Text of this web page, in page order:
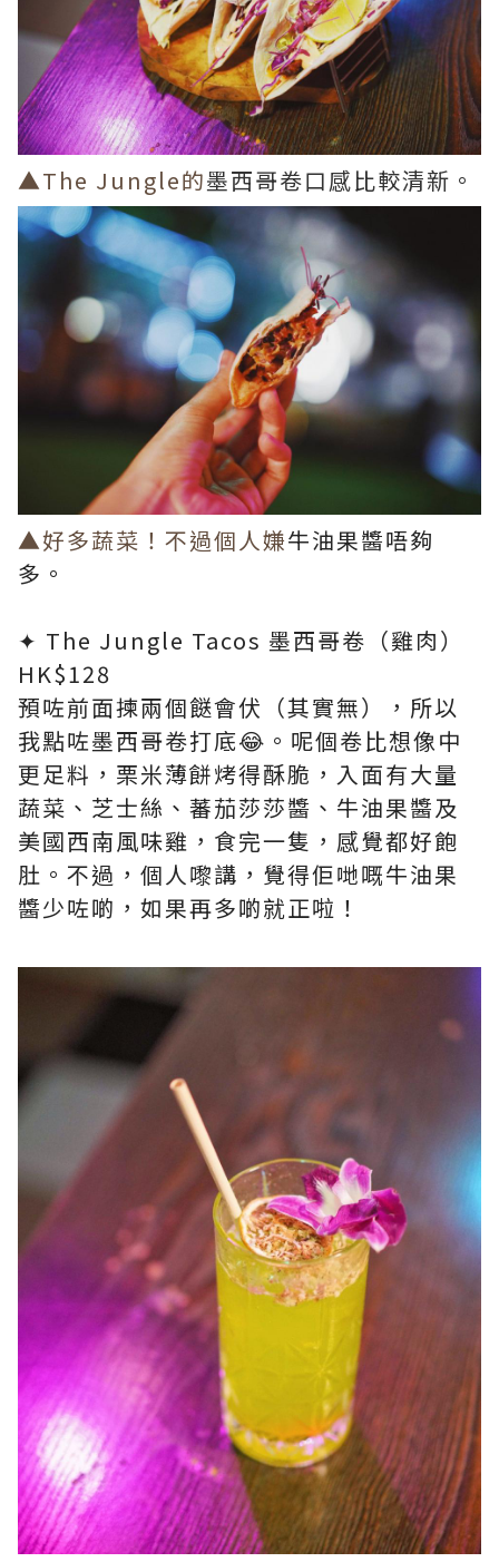
▲The Jungle的墨西哥卷口感比較清新。
▲好多蔬菜！不過個人嫌牛油果醬唔夠
多。
✦ The Jungle Tacos 墨西哥卷（雞肉）
HK$128​
預咗前面揀兩個餸會伏（其實無），所以
我點咗墨西哥卷打底😂。呢個卷比想像中
更足料，栗米薄餅烤得酥脆，入面有大量
蔬菜、芝士絲、蕃茄莎莎醬、牛油果醬及
美國西南風味雞，食完一隻，感覺都好飽
肚。不過，個人嚟講，覺得佢哋嘅牛油果
醬少咗啲，如果再多啲就正啦！​